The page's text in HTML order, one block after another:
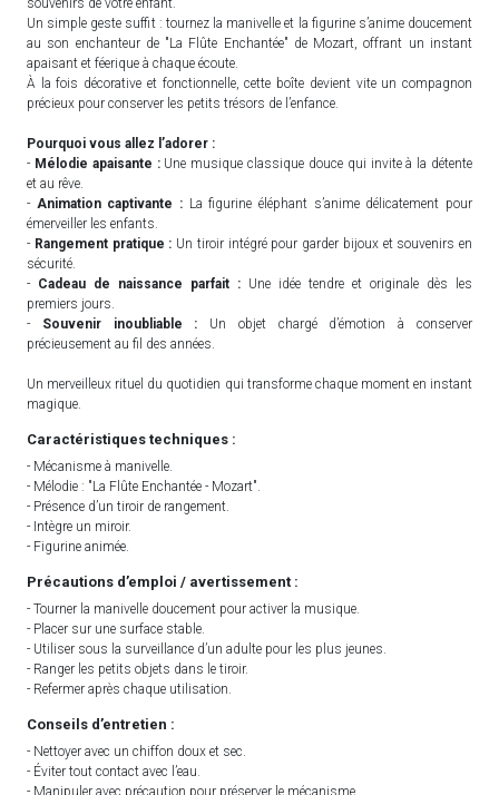
souvenirs de votre enfant.
Un simple geste suffit : tournez la manivelle et la figurine s’anime doucement
au son enchanteur de "La Flûte Enchantée" de Mozart, offrant un instant
apaisant et féerique à chaque écoute.
À la fois décorative et fonctionnelle, cette boîte devient vite un compagnon
précieux pour conserver les petits trésors de l’enfance.
Pourquoi vous allez l’adorer :
- Mélodie apaisante :Une musique classique douce qui invite à la détente
et au rêve.
- Animation captivante : La figurine éléphant s’anime délicatement pour
émerveiller les enfants.
- Rangement pratique : Un tiroir intégré pour garder bijoux et souvenirs en
sécurité.
- Cadeau de naissance parfait : Une idée tendre et originale dès les
premiers jours.
- Souvenir inoubliable : Un objet chargé d’émotion à conserver
précieusement au fil des années.
Un merveilleux rituel du quotidien qui transforme chaque moment en instant
magique.
Caractéristiques techniques :
- Mécanisme à manivelle.
- Mélodie : "La Flûte Enchantée - Mozart".
- Présence d’un tiroir de rangement.
- Intègre un miroir.
- Figurine animée.
Précautions d’emploi / avertissement :
- Tourner la manivelle doucement pour activer la musique.
- Placer sur une surface stable.
- Utiliser sous la surveillance d’un adulte pour les plus jeunes.
- Ranger les petits objets dans le tiroir.
- Refermer après chaque utilisation.
Conseils d’entretien :
- Nettoyer avec un chiffon doux et sec.
- Éviter tout contact avec l’eau.
- Manipuler avec précaution pour préserver le mécanisme.